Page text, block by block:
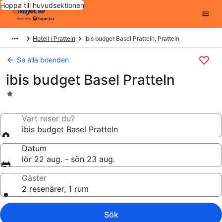
Hoppa till huvudsektionen
Hotell i Pratteln Ibis budget Basel Pratteln, Pratteln
Se alla boenden
ibis budget Basel Pratteln
1.0-
boendeVart reser du?
ibis budget Basel Pratteln
Datum
lör 22 aug. - sön 23 aug.
Gäster
2 resenärer, 1 rum
Sök